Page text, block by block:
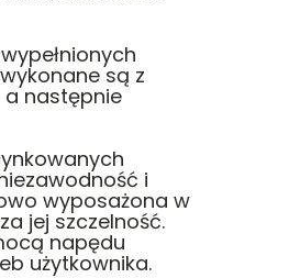
są z
następnie
i
wyposażona w
jej szczelność.
napędu
użytkownika.